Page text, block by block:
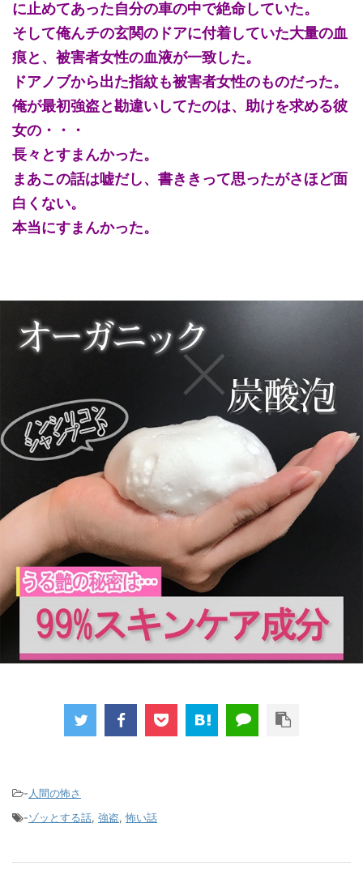
に止めてあった自分の車の中で絶命していた。
そして俺んチの玄関のドアに付着していた大量の血
痕と、被害者女性の血液が一致した。
ドアノブから出た指紋も被害者女性のものだった。
俺が最初強盗と勘違いしてたのは、助けを求める彼
女の・・・
長々とすまんかった。
まあこの話は嘘だし、書ききって思ったがさほど面
白くない。
本当にすまんかった。
- 人間の怖さ
-ゾッとする話, 強盗,怖い話